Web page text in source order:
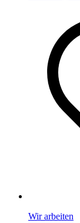
Wir arbeiten